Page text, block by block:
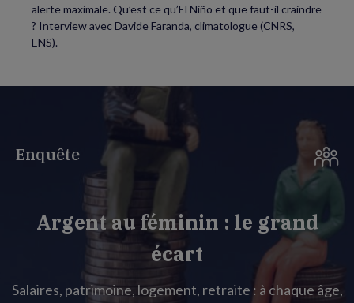
alerte maximale. Qu’est ce qu’El Niño et que faut-il craindre
? Interview avec Davide Faranda, climatologue (CNRS,
ENS).
Enquête
Argent au féminin : le grand
écart
Salaires, patrimoine, logement, retraite : à chaque âge,